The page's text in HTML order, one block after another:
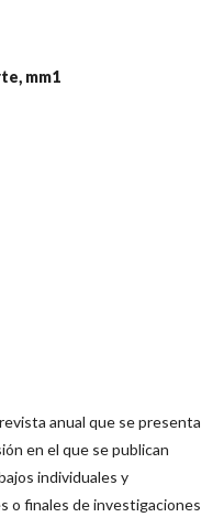
mm1
anual que se presenta
en el que se publican
individuales y
o finales de investigaciones